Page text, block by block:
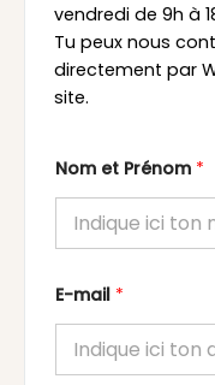
vendredi de 9h à
Tu peux nous
directement par
site.
Nom et Prénom *
E-mail *